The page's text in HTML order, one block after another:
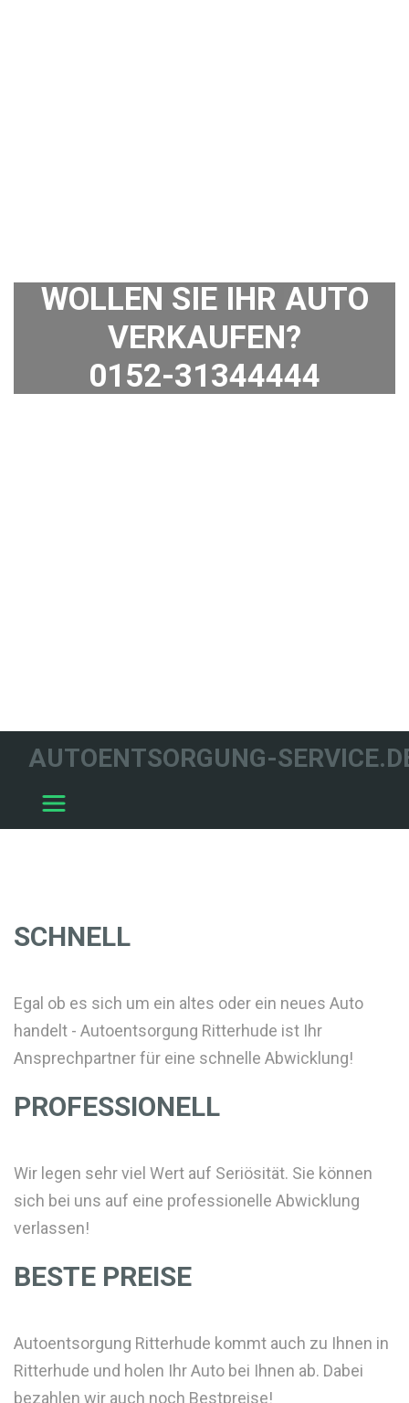
WOLLEN SIE IHR AUTO
VERKAUFEN?
0152-31344444
AUTOENTSORGUNG-
SCHNELL
Egal ob es sich um ein altes oder ein neues Auto
handelt - Autoentsorgung Ritterhude ist Ihr
Ansprechpartner für eine schnelle Abwicklung!
PROFESSIONELL
Wir legen sehr viel Wert auf Seriösität. Sie können
sich bei uns auf eine professionelle Abwicklung
verlassen!
BESTE PREISE
Autoentsorgung Ritterhude kommt auch zu Ihnen in
Ritterhude und holen Ihr Auto bei Ihnen ab. Dabei
bezahlen wir auch noch Bestpreise!